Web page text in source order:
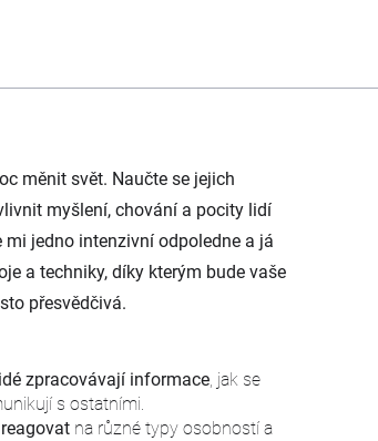
měnit svět. Naučte se jejich
myšlení, chování a pocity lidí
mi jedno intenzivní odpoledne a já
a techniky, díky kterým bude vaše
přesvědčivá.
zpracovávají informace, jak se
s ostatními.
na různé typy osobností a